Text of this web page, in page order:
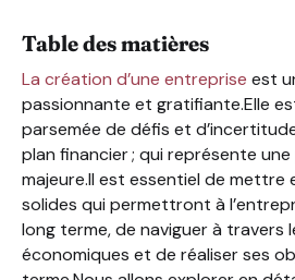
Table des matières
La création d’une entreprise est
passionnante et gratifiante.Elle
parsemée de défis et
plan financier ; qui représente
majeure.Il est essentiel de mettre
solides qui permettront à
long terme, de naviguer à travers
économiques et de réaliser ses